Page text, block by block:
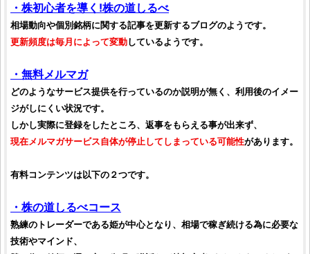
・ 株初心者を導く!株の道しるべ
相場動向や個別銘柄に関する記事を更新するブログのようです。
更新頻度は毎月によって変動しているようです。
・無料メルマガ
どのようなサービス提供を行っているのか説明が無く、利用後のイメー
ジがしにくい状況です。
しかし実際に登録をしたところ、返事をもらえる事が出来ず、
現在メルマガサービス自体が停止してしまっている可能性があります。
有料コンテンツは以下の２つです。
・ 株の道しるべコース
熟練のトレーダーである姫が中心となり、相場で稼ぎ続ける為に必要な
技術やマインド、